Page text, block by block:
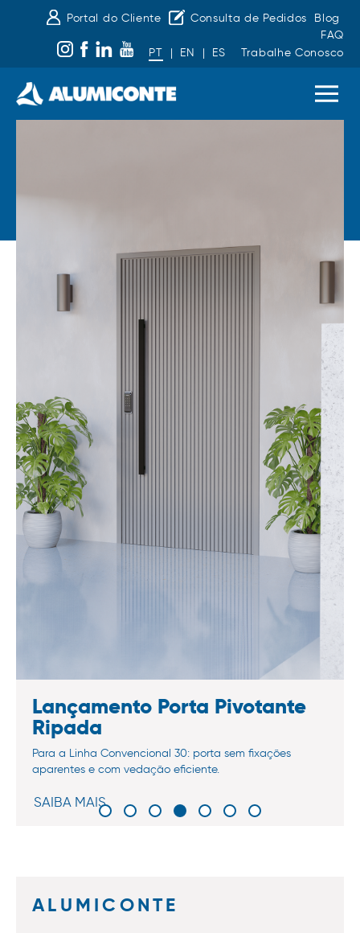
Portal do Cliente Consulta de Pedidos
Blog
FAQ
PT
| EN | ES Trabalhe Conosco
Lançamento Porta Pivotante
Ripada
Para a Linha Convencional 30: porta sem fixações
aparentes e com vedação eficiente.
SAIBA MAIS
ALUMICONTE